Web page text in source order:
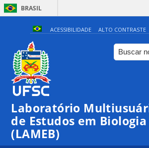
BRASIL
ACESSIBILIDADE ALTO CONTRASTE
Laboratório
de Estudos em Biologia
(LAMEB)